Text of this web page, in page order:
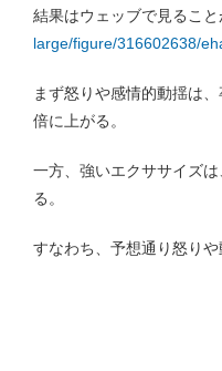
結果はウェッブで見るこ
large/figure/316602638/
まず怒りや感情的動揺は
倍に上がる。
一方、強いエクササイズ
る。
すなわち、予想通り怒り